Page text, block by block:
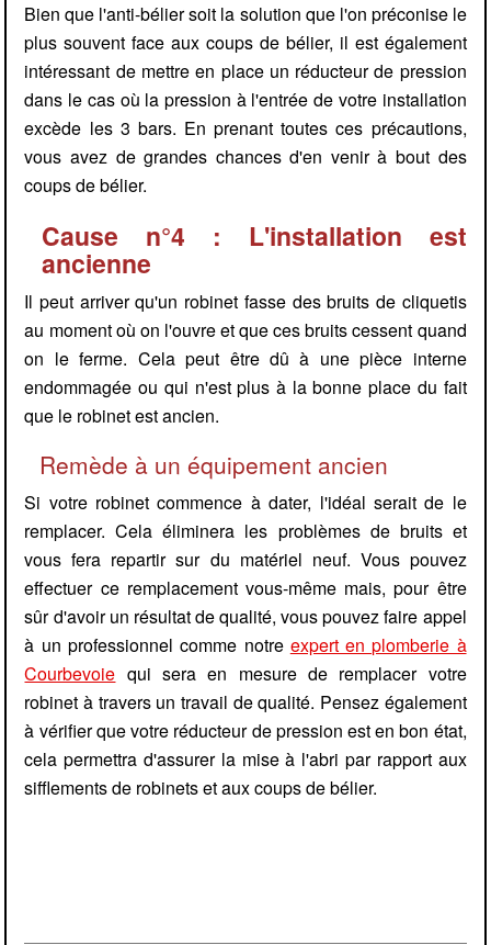
Bien que l'anti-bélier soit la solution que l'on préconise le
plus souvent face aux coups de bélier, il est également
intéressant de mettre en place un réducteur de pression
dans le cas où la pression à l'entrée de votre installation
excède les 3 bars. En prenant toutes ces précautions,
vous avez de grandes chances d'en venir à bout des
coups de bélier.
Cause n°4 : L'installation est
ancienne
Il peut arriver qu'un robinet fasse des bruits de cliquetis
au moment où on l'ouvre et que ces bruits cessent quand
on le ferme. Cela peut être dû à une pièce interne
endommagée ou qui n'est plus à la bonne place du fait
que le robinet est ancien.
Remède à un équipement ancien
Si votre robinet commence à dater, l'idéal serait de le
remplacer. Cela éliminera les problèmes de bruits et
vous fera repartir sur du matériel neuf. Vous pouvez
effectuer ce remplacement vous-même mais, pour être
sûr d'avoir un résultat de qualité, vous pouvez faire appel
à un professionnel comme notre expert en plomberie à
Courbevoie qui sera en mesure de remplacer votre
robinet à travers un travail de qualité. Pensez également
à vérifier que votre réducteur de pression est en bon état,
cela permettra d'assurer la mise à l'abri par rapport aux
sifflements de robinets et aux coups de bélier.